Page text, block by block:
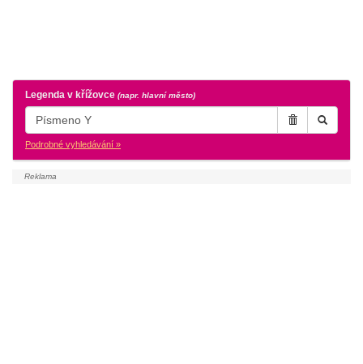
Legenda v křížovce (napr. hlavní město)
Podrobné vyhledávání »